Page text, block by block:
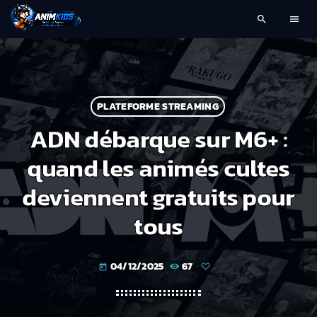
search menu
PLATEFORME STREAMING
ADN débarque sur M6+ :
quand les animés cultes
deviennent gratuits pour
tous
today 04/12/2025 67